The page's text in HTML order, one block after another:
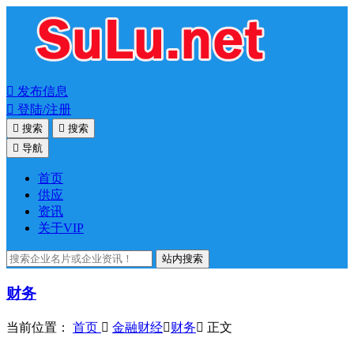
 发布信息
 登陆/注册
 搜索  搜索
 导航
首页
供应
资讯
关于VIP
站内搜索
财务
当前位置： 首页  金融财经财务 正文